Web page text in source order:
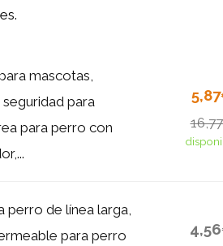
mascotas,
para
para perro con
perro de línea larga,
para perro